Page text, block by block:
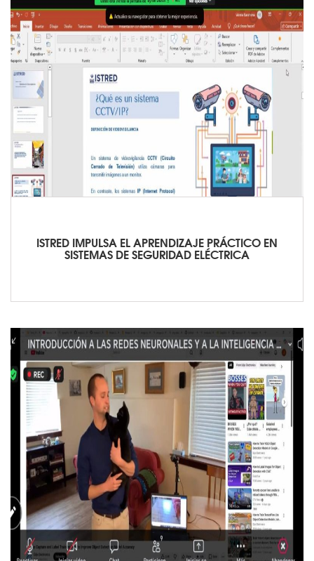
ISTRED IMPULSA EL APRENDIZAJE PRÁCTICO EN
SISTEMAS DE SEGURIDAD ELÉCTRICA